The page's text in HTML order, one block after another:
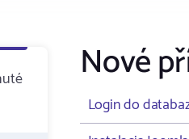
Nové
Login do